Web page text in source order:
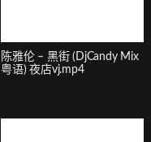
陈雅伦 – 黑街 (DjCandy Mix
粤语) 夜店vj.mp4